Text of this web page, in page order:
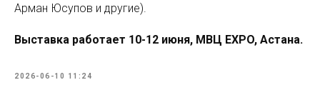
Арман Юсупов и другие).
Выставка работает 10-12 июня, МВЦ EXPO, Астана.
2026-06-10 11:24